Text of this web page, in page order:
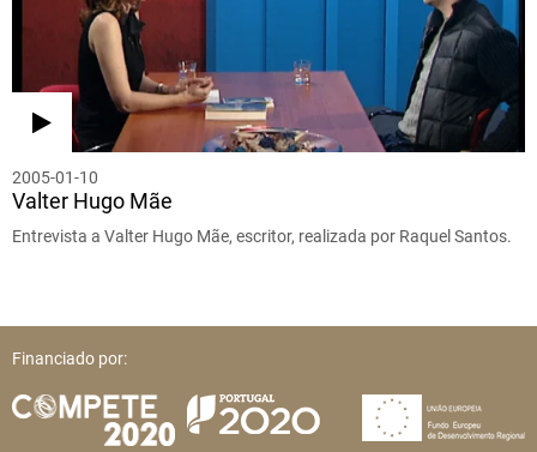
2005-01-10
Valter Hugo Mãe
Entrevista a Valter Hugo Mãe, escritor, realizada por Raquel Santos.
Financiado por: